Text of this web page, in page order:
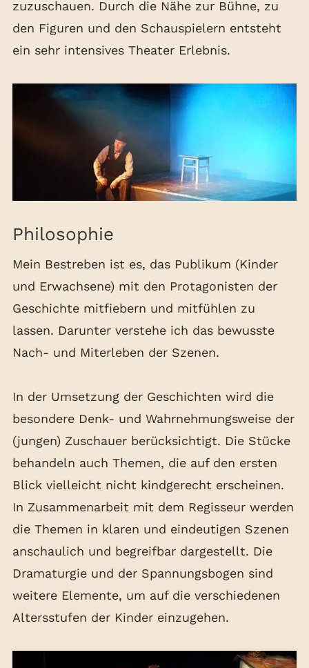
zuzuschauen. Durch die Nähe zur Bühne, zu
den Figuren und den Schauspielern entsteht
ein sehr intensives Theater Erlebnis.
Philosophie
Mein Bestreben ist es, das Publikum (Kinder
und Erwachsene) mit den Protagonisten der
Geschichte mitfiebern und mitfühlen zu
lassen. Darunter verstehe ich das bewusste
Nach- und Miterleben der Szenen.
In der Umsetzung der Geschichten wird die
besondere Denk- und Wahrnehmungsweise der
(jungen) Zuschauer berücksichtigt. Die Stücke
behandeln auch Themen, die auf den ersten
Blick vielleicht nicht kindgerecht erscheinen.
In Zusammenarbeit mit dem Regisseur werden
die Themen in klaren und eindeutigen Szenen
anschaulich und begreifbar dargestellt. Die
Dramaturgie und der Spannungsbogen sind
weitere Elemente, um auf die verschiedenen
Altersstufen der Kinder einzugehen.